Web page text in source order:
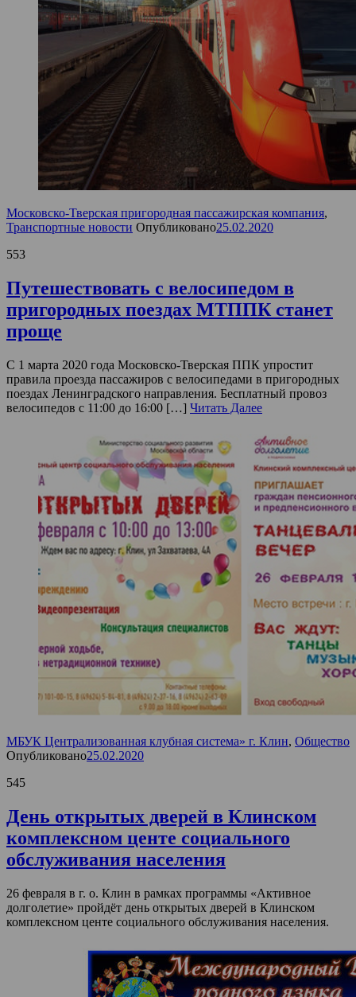
Московско-Тверская пригородная пассажирская компания,
Транспортные новости Опубликовано25.02.2020
553
Путешествовать с велосипедом в
пригородных поездах МТППК станет
проще
С 1 марта 2020 года Московско-Тверская ППК упростит
правила проезда пассажиров с велосипедами в пригородных
поездах Ленинградского направления. Бесплатный провоз
велосипедов с 11:00 до 16:00 […] Читать Далее
МБУК Централизованная клубная система» г. Клин, Общество
Опубликовано25.02.2020
545
День открытых дверей в Клинском
комплексном центе социального
обслуживания населения
26 февраля в г. о. Клин в рамках программы «Активное
долголетие» пройдёт день открытых дверей в Клинском
комплексном центе социального обслуживания населения.